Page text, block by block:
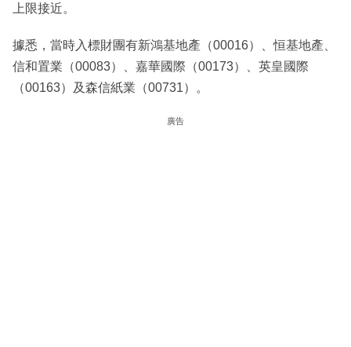
上限接近。
據悉，當時入標財團有新鴻基地產（00016）、恒基地產、
信和置業（00083）、嘉華國際（00173）、英皇國際
（00163）及森信紙業（00731）。
廣告